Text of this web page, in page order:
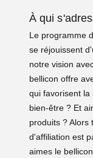
À qui
Le programme
se réjouissent
notre vision
bellicon offre
qui favorisent
bien-être ? Et
produits ? Alors
d'affiliation est
aimes le